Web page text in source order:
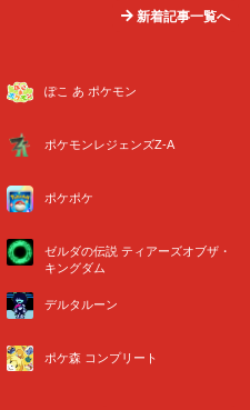
新着記事一覧へ
ぽこ あ ポケモン
ポケモンレジェンズZ-A
ポケポケ
ゼルダの伝説 ティアーズオブザ・
キングダム
デルタルーン
ポケ森 コンプリート